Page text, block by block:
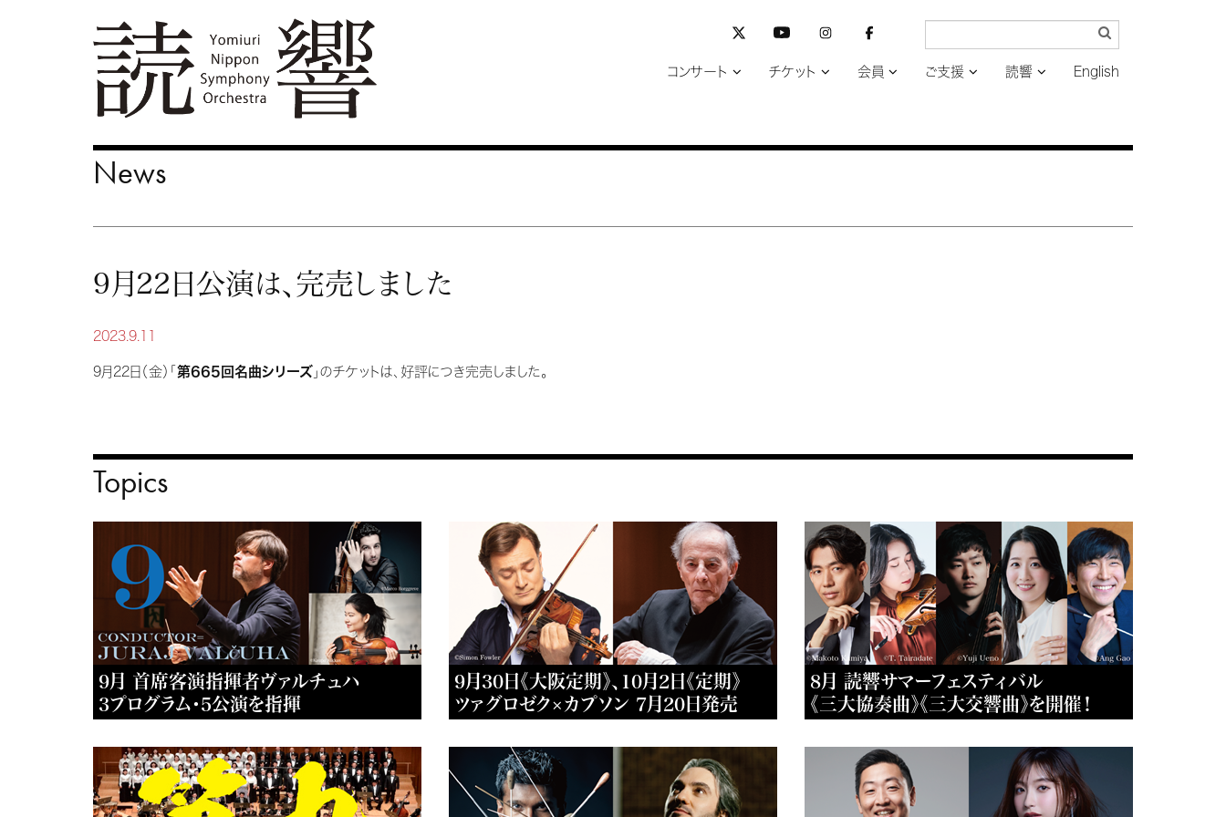
コンサート チケット 会員 ご支援 読響 English
News
9月22日公演は、完売しました
2023.9.11
9月22日（金）「 第665回名曲シリーズ 」のチケットは、好評につき完売しました。
Topics
9月 首席客演指揮者ヴァルチュハ
3プログラム・5公演を指揮
9月30日《大阪定期》、10月2日《定期》
ツァグロゼク×カプソン 7月20日発売
8月 読響サマーフェスティバル
《三大協奏曲》《三大交響曲》を開催！